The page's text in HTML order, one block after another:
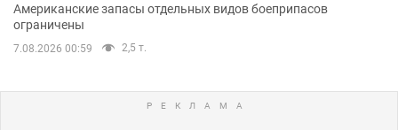
Американские запасы отдельных видов боеприпасов
ограничены
7.08.2026 00:59 2,5 т.